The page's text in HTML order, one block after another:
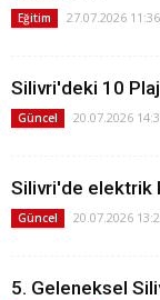
Eğitim 27.07.2026
Silivri'deki 10 Plaj
Güncel 20.07.2026
Silivri'de elektrik
Güncel 20.07.2026
5. Geleneksel